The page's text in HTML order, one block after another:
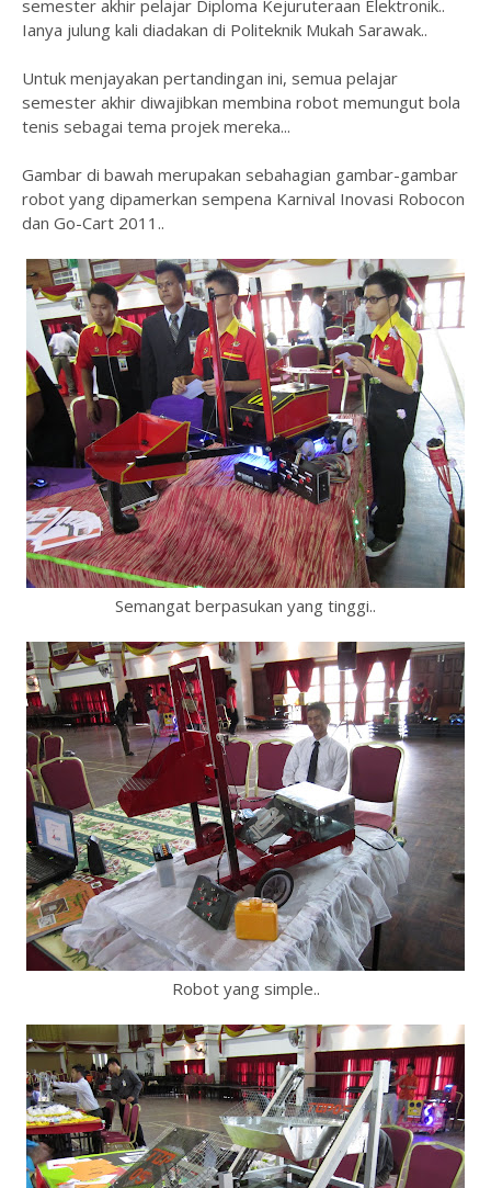
semester akhir pelajar Diploma Kejuruteraan Elektronik..
Ianya julung kali diadakan di Politeknik Mukah Sarawak..
Untuk menjayakan pertandingan ini, semua pelajar
semester akhir diwajibkan membina robot memungut bola
tenis sebagai tema projek mereka...
Gambar di bawah merupakan sebahagian gambar-gambar
robot yang dipamerkan sempena Karnival Inovasi Robocon
dan Go-Cart 2011..
Semangat berpasukan yang tinggi..
Robot yang simple..